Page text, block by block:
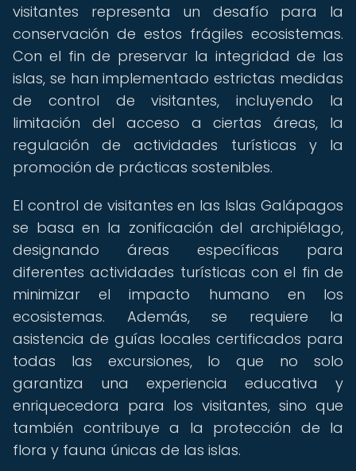
visitantes representa un desafío para la
conservación de estos frágiles ecosistemas.
Con el fin de preservar la integridad de las
islas, se han implementado estrictas medidas
de control de visitantes, incluyendo la
limitación del acceso a ciertas áreas, la
regulación de actividades turísticas y la
promoción de prácticas sostenibles.
El control de visitantes en las Islas Galápagos
se basa en la zonificación del archipiélago,
designando áreas específicas para
diferentes actividades turísticas con el fin de
minimizar el impacto humano en los
ecosistemas. Además, se requiere la
asistencia de guías locales certificados para
todas las excursiones, lo que no solo
garantiza una experiencia educativa y
enriquecedora para los visitantes, sino que
también contribuye a la protección de la
flora y fauna únicas de las islas.